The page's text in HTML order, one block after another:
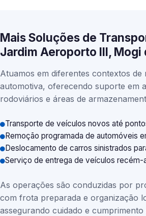
Mais Soluções de
Jardim Aeroporto III, Mogi
Atuamos em diferentes contextos de
automotiva, oferecendo suporte em
rodoviários e áreas de
Transporte de veículos novos até
Remoção programada de automóveis
Deslocamento de carros sinistrados
Serviço de entrega de veículos recém-
As operações são conduzidas por
com frota preparada e organização
assegurando cuidado e cumprimento